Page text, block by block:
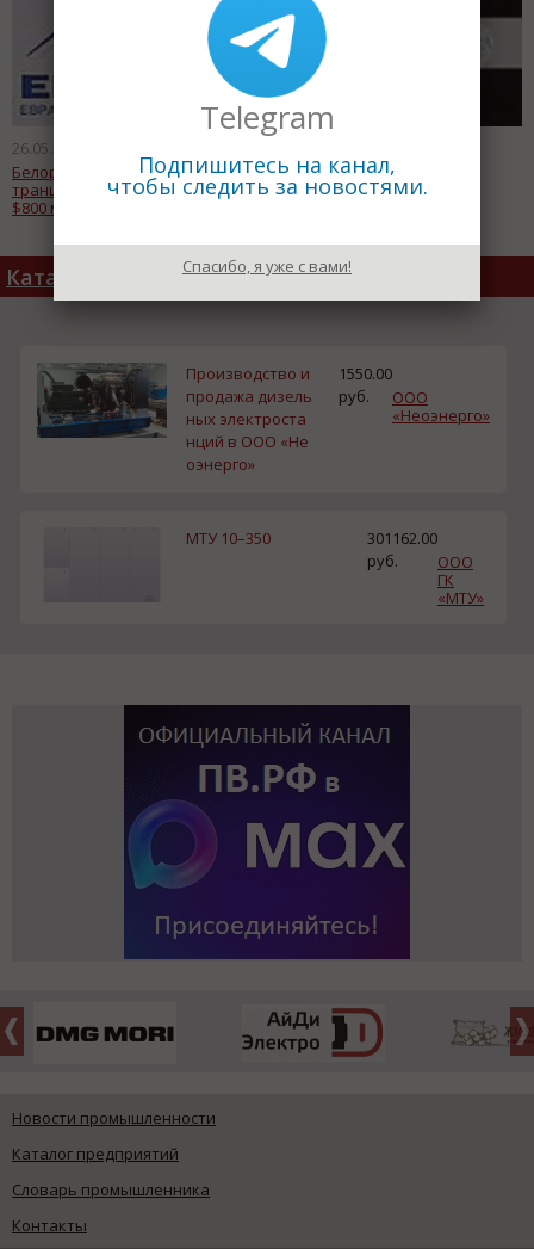
26.05.2011
Белоруссия получит первый
транш кредита на общую сумму
$800 млн
1,3 млрд карат алмазов –
ресурсная база компании
Каталог товаров
Производство и
продажа дизель
ных электроста
нций в ООО «Не
оэнерго»
1550.00
руб.
ООО
«Неоэнерго»
МТУ 10–350
301162.00
руб.
ООО
ГК
«МТУ»
Новости промышленности
Каталог предприятий
Словарь промышленника
Контакты
Telegram
Подпишитесь на канал,
чтобы следить за новостями.
Спасибо, я уже с вами!